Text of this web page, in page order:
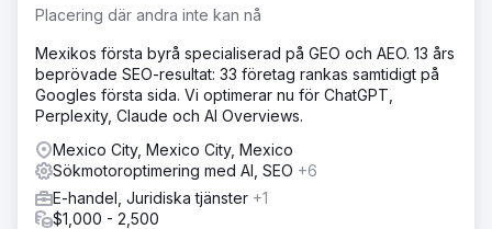
Placering där andra inte kan nå
Mexikos första byrå specialiserad på GEO och AEO. 13 års
beprövade SEO-resultat: 33 företag rankas samtidigt på
Googles första sida. Vi optimerar nu för ChatGPT,
Perplexity, Claude och AI Overviews.
Mexico City, Mexico City, Mexico
Sökmotoroptimering med AI, SEO +6
E-handel, Juridiska tjänster +1
$1,000 - 2,500